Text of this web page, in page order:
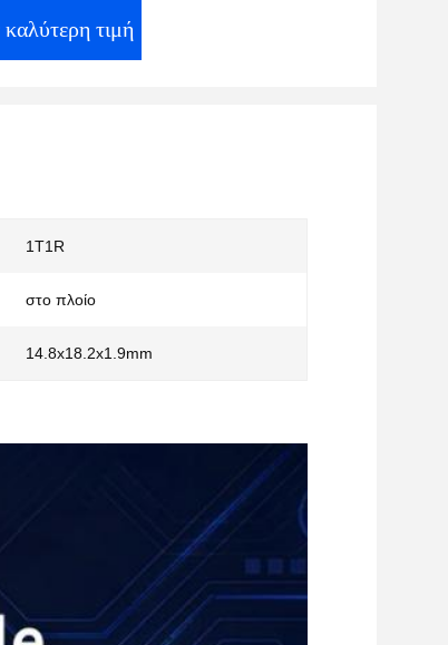
τιμή
1T1R
στο πλοίο
14.8x18.2x1.9mm